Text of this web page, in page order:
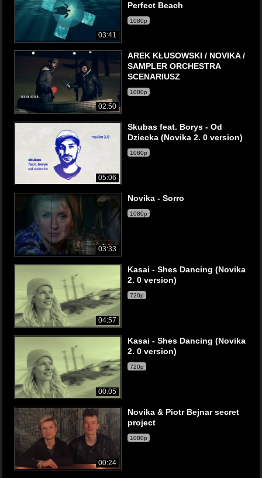
03:41
Perfect Beach
1080p
02:50
AREK KŁUSOWSKI / NOVIKA /
SAMPLER ORCHESTRA
SCENARIUSZ
1080p
05:06
Skubas feat. Borys - Od
Dziecka (Novika 2. 0 version)
1080p
03:33
Novika - Sorro
1080p
04:57
Kasai - Shes Dancing (Novika
2. 0 version)
720p
00:05
Kasai - Shes Dancing (Novika
2. 0 version)
720p
00:24
Novika & Piotr Bejnar secret
project
1080p